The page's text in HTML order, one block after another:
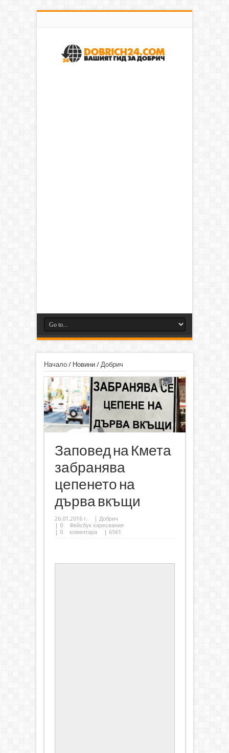
Начало/ Новини/ Добрич
Заповед на Кмета
забранява
цепенето на
дърва вкъщи
26.01.2016 г.
Добрич
0
Фейсбук харесвания
0 коментара | 6561